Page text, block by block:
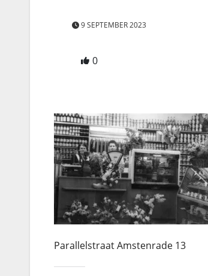
9 SEPTEMBER 2023
0
Parallelstraat Amstenrade 13